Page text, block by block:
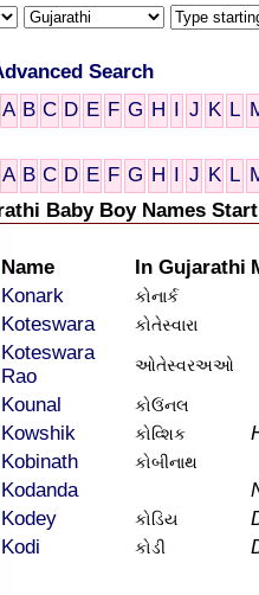
Search
A B C D E F G H I J K L
A B C D E F G H I J K L
Baby Boy Names
Name In Gujarathi
Konark
કોનાર્ક
Koteswara કોતેસ્વારા
Koteswara
Rao
ઓતેસ્વરઅઓ
Kounal કોઉંનલ
Kowshik કોવ્શિક
Kobinath
કોબીનાથ
Kodanda
Kodey
કોડિય
Kodi
કોડી